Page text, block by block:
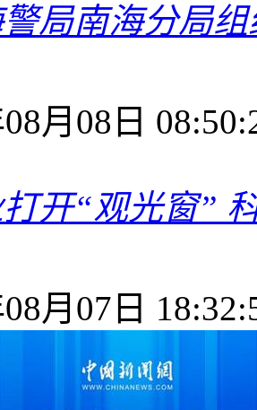
局南海分局
月08日
开“观光窗”
月07日